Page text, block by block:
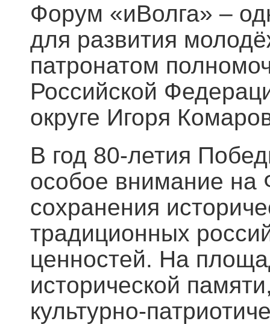
Форум «иВолга» –
для развития
патронатом
Российской
округе Игоря
В год 80-летия
особое внимание на
сохранения
традиционных
ценностей. На
исторической
культурно-